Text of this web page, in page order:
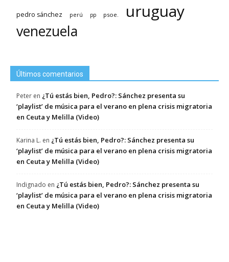
pedro sánchez perú pp psoe. uruguay
venezuela
Últimos comentarios
Peter en ¿Tú estás bien, Pedro?: Sánchez presenta su
‘playlist’ de música para el verano en plena crisis migratoria
en Ceuta y Melilla (Video)
Karina L. en ¿Tú estás bien, Pedro?: Sánchez presenta su
‘playlist’ de música para el verano en plena crisis migratoria
en Ceuta y Melilla (Video)
Indignado en ¿Tú estás bien, Pedro?: Sánchez presenta su
‘playlist’ de música para el verano en plena crisis migratoria
en Ceuta y Melilla (Video)